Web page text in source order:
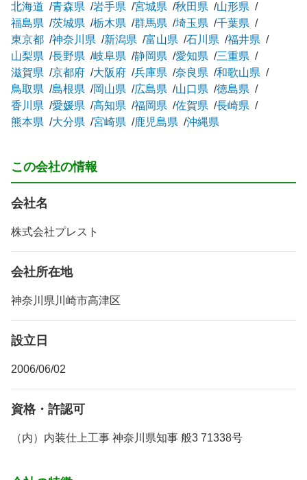
北海道 青森県 岩手県 宮城県 秋田県
山形県
福島県
茨城県 栃木県 群馬県 埼玉県
千葉県
東京都
神奈川県 新潟県 富山県 石川県
福井県
山梨県
長野県 岐阜県 静岡県 愛知県
三重県
滋賀県
京都府 大阪府 兵庫県 奈良県
和歌山県
鳥取県
島根県 岡山県 広島県 山口県
徳島県
香川県
愛媛県 高知県 福岡県 佐賀県
長崎県
熊本県
大分県 宮崎県 鹿児島県 沖縄県
この会社の情報
会社名
株式会社プレスト
会社所在地
神奈川県川崎市高津区
設立日
2006/06/02
資格・許認可
（内）内装仕上工事 神奈川県知事 般3 71338号